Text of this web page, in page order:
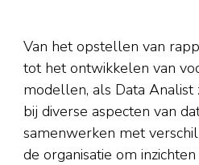
Van het opstellen van
tot het ontwikkelen van
modellen, als Data
bij diverse aspecten van
samenwerken met
de organisatie om